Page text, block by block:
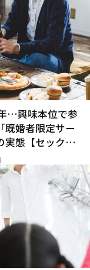
…興味本位で参
既婚者限定サー
実態【セックス
THE CITY -女た
-】